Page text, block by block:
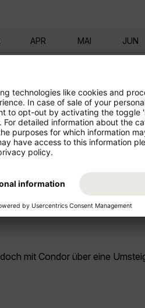
APR MAI JUN
mit Condor über eine